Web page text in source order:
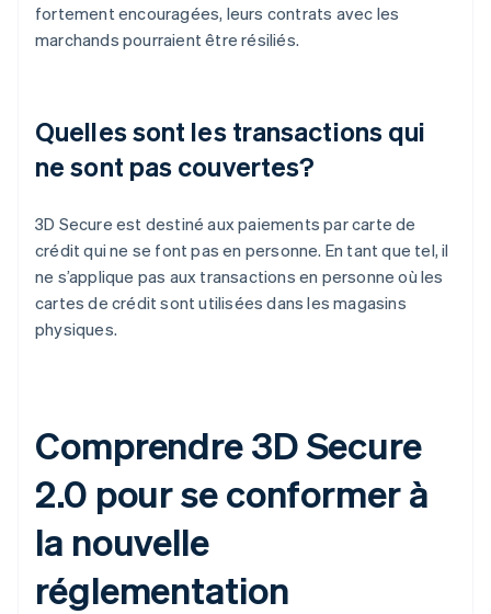
fortement encouragées, leurs contrats avec les
marchands pourraient être résiliés.
Quelles sont les transactions qui
ne sont pas couvertes?
3D Secure est destiné aux paiements par carte de
crédit qui ne se font pas en personne. En tant que tel, il
ne s’applique pas aux transactions en personne où les
cartes de crédit sont utilisées dans les magasins
physiques.
Comprendre 3D Secure
2.0 pour se conformer à
la nouvelle
réglementation